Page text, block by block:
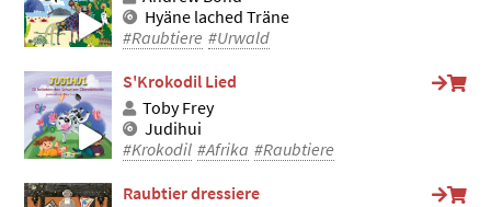
Hyäne lached Träne
#Raubtiere #Urwald
S'Krokodil Lied
Toby Frey
Judihui
#Krokodil #Afrika #Raubtiere
Raubtier dressiere